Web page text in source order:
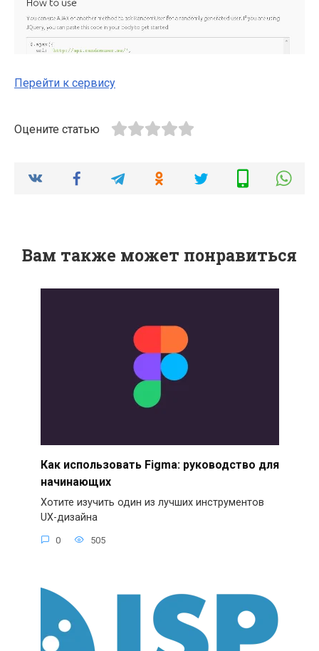
Перейти к сервису
Оцените статью
Вам также может понравиться
Как использовать Figma: руководство для
начинающих
Хотите изучить один из лучших инструментов
UX-дизайна
0 505